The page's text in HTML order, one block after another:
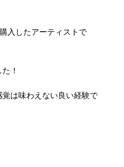
入したアーティストで
！
は味わえない良い経験で